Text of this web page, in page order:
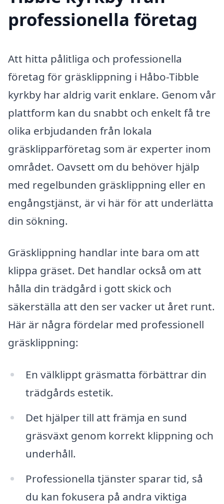
professionella företag
Att hitta pålitliga och professionella
företag för gräsklippning i Håbo-Tibble
kyrkby har aldrig varit enklare. Genom vår
plattform kan du snabbt och enkelt få tre
olika erbjudanden från lokala
gräsklipparföretag som är experter inom
området. Oavsett om du behöver hjälp
med regelbunden gräsklippning eller en
engångstjänst, är vi här för att underlätta
din sökning.
Gräsklippning handlar inte bara om att
klippa gräset. Det handlar också om att
hålla din trädgård i gott skick och
säkerställa att den ser vacker ut året runt.
Här är några fördelar med professionell
gräsklippning:
En välklippt gräsmatta förbättrar din
trädgårds estetik.
Det hjälper till att främja en sund
gräsväxt genom korrekt klippning och
underhåll.
Professionella tjänster sparar tid, så
du kan fokusera på andra viktiga